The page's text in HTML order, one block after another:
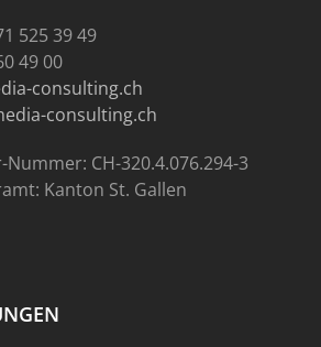
525 39 49
49 00
consulting.ch
consulting.ch
CH-320.4.076.294-3
Kanton St. Gallen